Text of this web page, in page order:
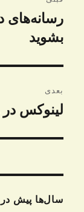
نوشته
نوشته
قبلی:
رسانه‌های
بشوید
بعدی
نوشته
لینوکس در
سال‌ها پیش